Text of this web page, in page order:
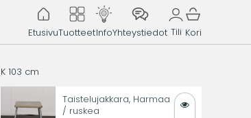
EtusivuTuotteetInfoYhteystiedot Tili Kori
103 cm
Taistelujakkara, Harmaa
/ ruskea